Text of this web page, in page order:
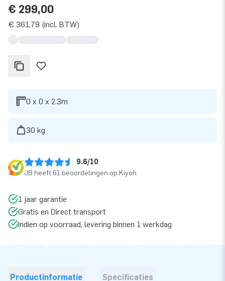
€ 299,00
€ 361,79 (incl. BTW)
0 x 0 x 2.3m
30 kg
9.6/10
JB heeft 61 beoordelingen op Kiyoh
1 jaar garantie
Gratis en Direct transport
Indien op voorraad, levering binnen 1 werkdag
Productinformatie Specificaties